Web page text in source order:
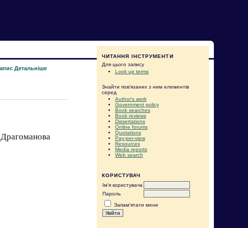
ЧИТАННЯ ІНСТРУМЕНТИ
Для цього запису
Look up terms
Знайти пов'язаних з ним елементів
серед
Author's work
Government policy
Book searches
Book reviews
Dissertations
Online forums
Quotations
Pay-per-view
Resources
Media reports
Web search
КОРИСТУВАЧ
Ім'я користувача
Пароль
Запам'ятати мене
Детальніше
Драгоманова